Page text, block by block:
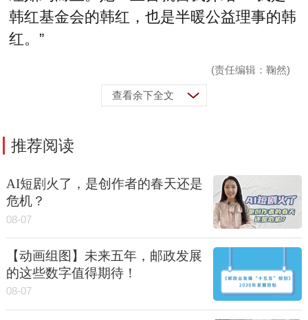
韩红基金会的韩红，也是半暖公益理事的韩
红。”
(责任编辑：鞠然)
查看余下全文
推荐阅读
AI短剧火了，是创作者的春天还是
危机？
08-07
【动画组图】未来五年，邮政发展
的这些数字值得期待！
08-07